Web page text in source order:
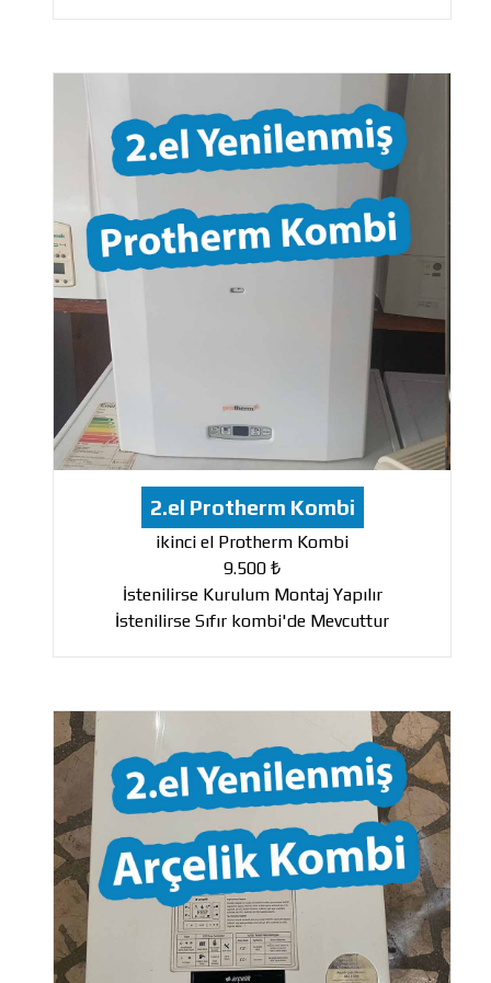
2.el Protherm Kombi
ikinci el Protherm Kombi
9.500 ₺
İstenilirse Kurulum Montaj Yapılır
İstenilirse Sıfır kombi'de Mevcuttur